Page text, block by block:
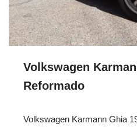
Volkswagen
Reformado
Volkswagen Karmann Ghia